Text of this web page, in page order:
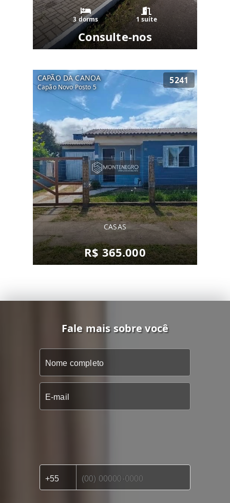
3 dorms 1 suíte
Consulte-nos
CAPÃO DA CANOA
Capão Novo Posto 5
5241
CASAS
R$ 365.000
Fale mais sobre você